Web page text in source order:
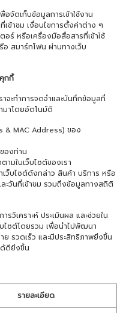
อจัดเก็บข้อมูลการเข้าใช้งาน
เข้าชม เงื่อนไขการตั้งค่าต่าง ๆ
ร์ หรือเครื่องมือสื่อสารที่เข้าใช้
สมาร์ทโฟน ผ่านทางเว็บ
กกี้
าจะทำการจดจำและบันทึกข้อมูลที่
มาโดยอัตโนมัติ
MAC Address) ของ
องท่าน
มในเว็บไซต์ของเรา
ว็บไซต์ดังกล่าว สินค้า บริการ หรือ
ะวันที่เข้าชม รวมถึงข้อมูลทางสถิติ
วิเคราะห์ ประเมินผล และช่วยใน
ไซต์โดยรวม เพื่อนำไปพัฒนา
ย รวดเร็ว และมีประสิทธิภาพยิ่งขึ้น
ดียิ่งขึ้น
รายละเอียด